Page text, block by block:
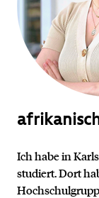
Ich habe in
studiert. Dort